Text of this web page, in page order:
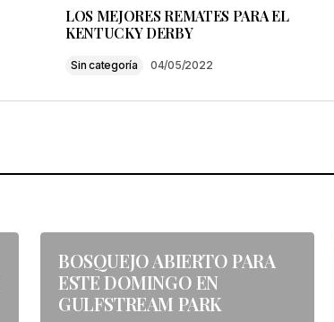
LOS MEJORES REMATES PARA EL
KENTUCKY DERBY
Sin categoría 04/05/2022
BOSQUEJO ABIERTO PARA
ESTE DOMINGO EN
GULFSTREAM PARK